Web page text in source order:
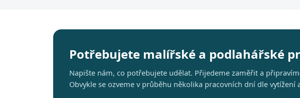
Potřebujete malířské a podlahářské
Napište nám, co potřebujete udělat. Přijedeme zaměřit a
Obvykle se ozveme v průběhu několika pracovních dní dle vytížení